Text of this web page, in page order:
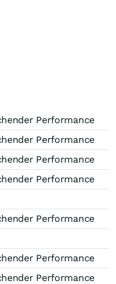
Performance
Performance
Performance
Performance
Performance
Performance
Performance